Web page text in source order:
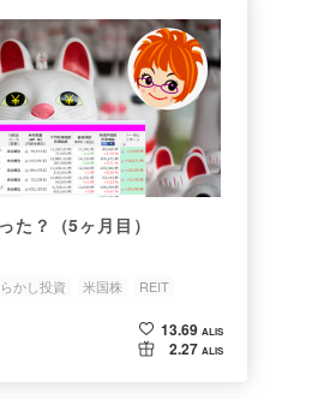
た？（5ヶ月目）
かし投資 米国株 REIT
13.69 ALIS
2.27 ALIS